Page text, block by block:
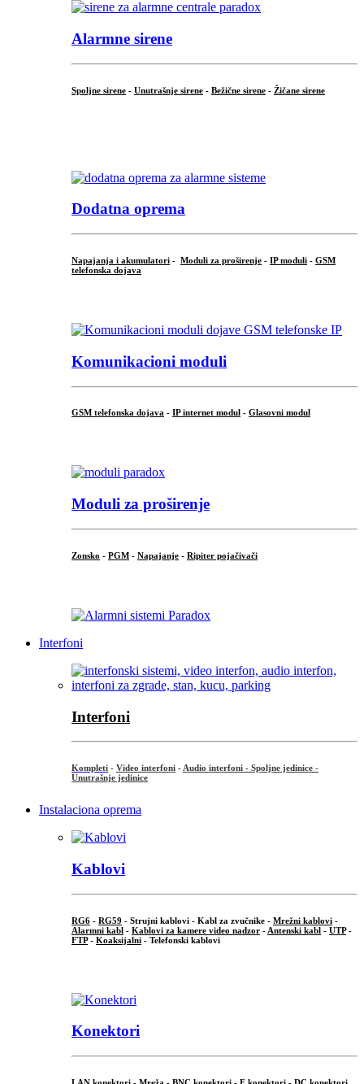
Alarmne sirene
Spoljne sirene - Unutrašnje sirene - Bežične sirene - Žičane sirene
Dodatna oprema
Napajanja i akumulatori - Moduli za proširenje - IP moduli - GSM
telefonska dojava
Komunikacioni moduli
GSM telefonska dojava - IP internet modul - Glasovni modul
Moduli za proširenje
Zonsko - PGM - Napajanje - Ripiter pojačivači
Interfoni
Interfoni
Kompleti - Video interfoni - Audio interfoni - Spoljne jedinice -
Unutrašnje jedinice
Instalaciona oprema
Kablovi
RG6 - RG59 - Strujni kablovi - Kabl za zvučnike - Mrežni kablovi -
Alarmni kabl - Kablovi za kamere video nadzor - Antenski kabl - UTP-
FTP- Koaksijalni - Telefonski kablovi
Konektori